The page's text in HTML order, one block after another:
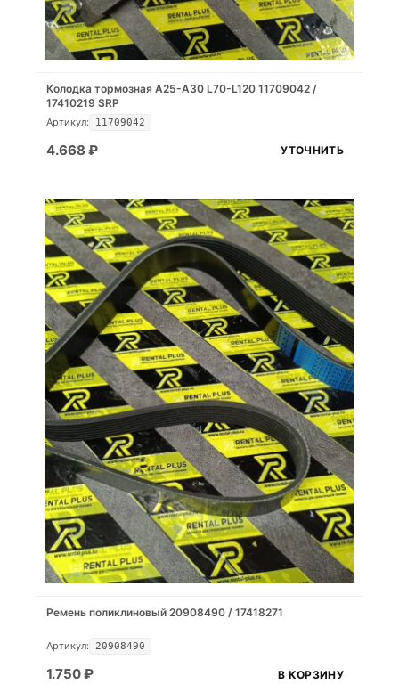
Колодка тормозная A25-A30 L70-L120 11709042 /
17410219 SRP
Артикул: 11709042
4.668 ₽ УТОЧНИТЬ
Ремень поликлиновый 20908490 / 17418271
Артикул: 20908490
1.750₽ В КОРЗИНУ